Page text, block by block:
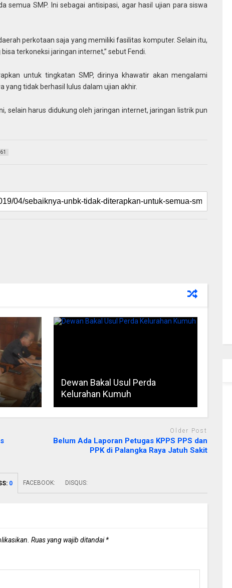
semua SMP. Ini sebagai antisipasi, agar hasil ujian para siswa
perkotaan saja yang memiliki fasilitas komputer. Selain itu,
terkoneksi jaringan internet,” sebut Fendi.
untuk tingkatan SMP, dirinya khawatir akan mengalami
yang tidak berhasil lulus dalam ujian akhir.
selain harus didukung oleh jaringan internet, jaringan listrik pun
Dewan Bakal Usul Perda
Kelurahan Kumuh
Older Post
Belum Ada Laporan Petugas KPPS PPS dan
PPK di Palangka Raya Jatuh Sakit
0 FACEBOOK: DISQUS:
Ruas yang wajib ditandai*